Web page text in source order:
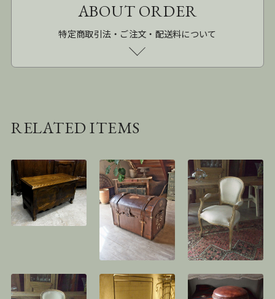
ABOUT ORDER
特定商取引法・ご注文・配送料について
RELATED ITEMS